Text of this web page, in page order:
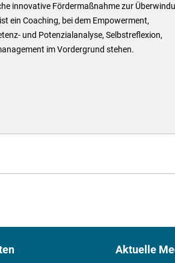
innovative Fördermaßnahme zur
ein Coaching, bei dem Empowerment,
und Potenzialanalyse, Selbstreflexion,
im Vordergrund stehen.
Aktuelle